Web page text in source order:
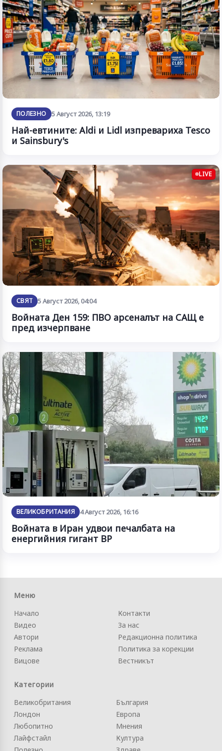
ПОЛЕЗНО 5 Август 2026, 13:19
Най-евтините: Aldi и Lidl изпревариха Tesco
и Sainsbury's
LIVE
СВЯТ 5 Август 2026, 04:04
Войната Ден 159: ПВО арсеналът на САЩ е
пред изчерпване
ВЕЛИКОБРИТАНИЯ 4 Август 2026, 16:16
Войната в Иран удвои печалбата на
енергийния гигант BP
Меню
Начало
Видео
Автори
Реклама
Вицове
Контакти
За нас
Редакционна политика
Политика за корекции
Вестникът
Категории
Великобритания
Лондон
Любопитно
Лайфстайл
България
Европа
Мнения
Култура